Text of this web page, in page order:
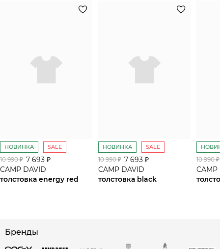
НОВИНКА SALE
10 990 ₽ 7 693 ₽
CAMP DAVID
толстовка energy red
НОВИНКА SALE
10 990 ₽ 7 693 ₽
CAMP DAVID
толстовка black
10 990 ₽
CAMP
Бренды